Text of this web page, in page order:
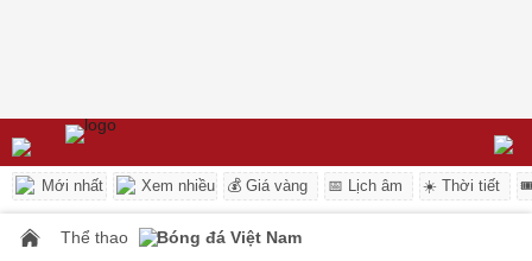
Mới nhất Xem nhiều 💰 Giá vàng 📅 Lịch âm ☀️ Thời tiết
Thể thao Bóng đá Việt Nam